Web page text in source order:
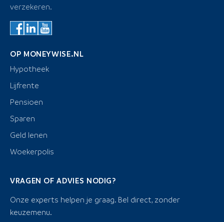
verzekeren.
OP MONEYWISE.NL
Hypotheek
Lijfrente
Pensioen
Sparen
Geld lenen
Woekerpolis
VRAGEN OF ADVIES NODIG?
Onze experts helpen je graag. Bel direct, zonder
keuzemenu.